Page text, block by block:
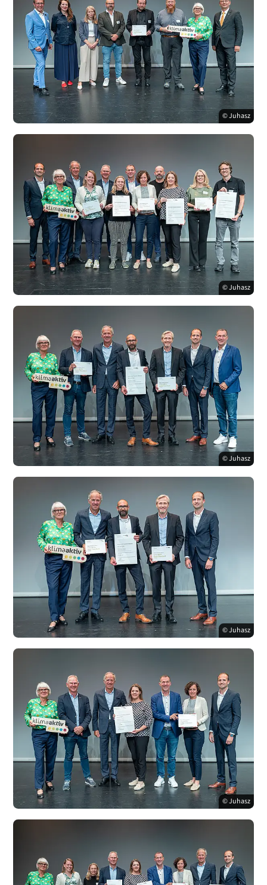
© Juhasz
© Juhasz
© Juhasz
© Juhasz
© Juhasz